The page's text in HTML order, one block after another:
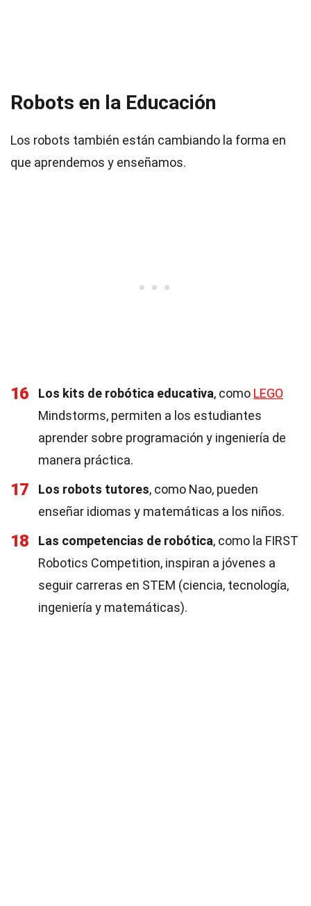
Robots en la Educación
Los robots también están cambiando la forma en
que aprendemos y enseñamos.
16 Los kits de robótica educativa, como LEGO
Mindstorms, permiten a los estudiantes
aprender sobre programación y ingeniería de
manera práctica.
17 Los robots tutores, como Nao, pueden
enseñar idiomas y matemáticas a los niños.
18 Las competencias de robótica, como la FIRST
Robotics Competition, inspiran a jóvenes a
seguir carreras en STEM (ciencia, tecnología,
ingeniería y matemáticas).